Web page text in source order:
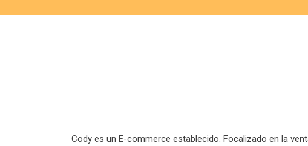
Cody es un E-commerce establecido. Focalizado en la